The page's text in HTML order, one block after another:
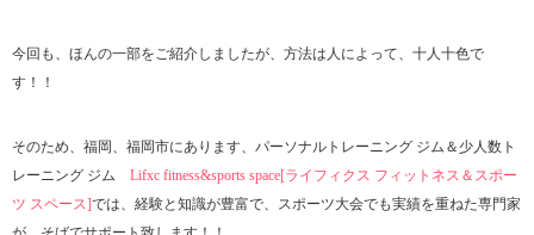
今回も、ほんの一部をご紹介しましたが、方法は人によって、十人十色で
す！！
そのため、福岡、福岡市にあります、パーソナルトレーニング ジム＆少人数ト
レーニング ジム Lifxc fitness&sports space[ライフィクス フィットネス＆スポー
ツ スペース]では、経験と知識が豊富で、スポーツ大会でも実績を重ねた専門家